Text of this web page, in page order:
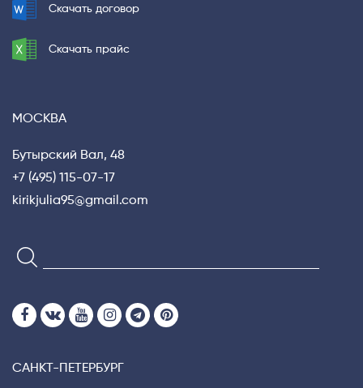
Скачать договор
Скачать прайс
МОСКВА
Бутырский Вал, 48
+7 (495) 115-07-17
kirikjulia95@gmail.com
САНКТ-ПЕТЕРБУРГ